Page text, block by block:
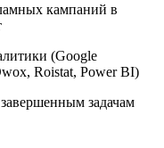
кампаний в
(Google
Roistat, Power BI)
задачам